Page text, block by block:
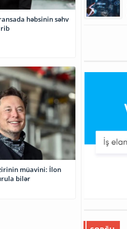
həbsinin səhv
müavini: İlon
bilər